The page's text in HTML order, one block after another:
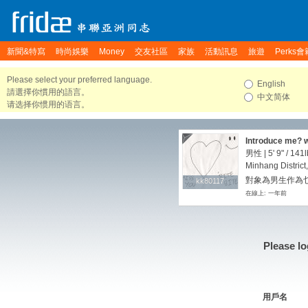
新聞&特寫 時尚娛樂 Money 交友社區 家族 活動訊息 旅遊 Perks會
Please select your preferred language.
請選擇你慣用的語言。
请选择你惯用的语言。
English
中文简体
kk80117
kk80117
Introduce me?
男性 | 5' 9" /
Minhang
對象為男生作為
在線上: 一年前
Please
用戶名